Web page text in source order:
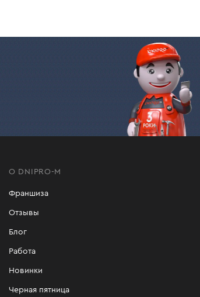
О DNIPRO-M
Франшиза
Отзывы
Блог
Работа
Новинки
Черная пятница